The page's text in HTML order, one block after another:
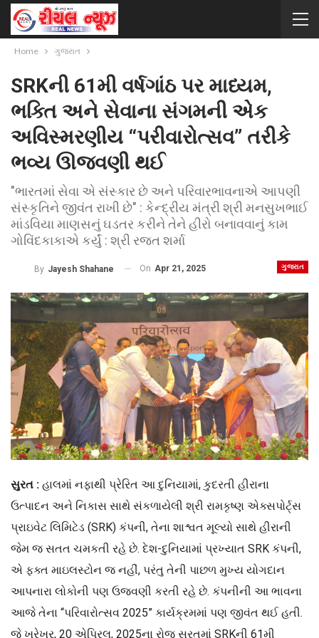
Home ગુજરાત
SRKની 61મી વર્ષગાંઠ પર માધ્યમ,
ભક્તિ અને સેવાના સંગમની એક
અવિસ્મરણીય “પરીવારોત્સવ” તરીકે
ભવ્ય ઊજવણી થઈ
"ભારતમાં સેવા એ સંસ્કાર છે અને પરિવારભાવનાએ આપણી
સંસ્કૃતિને જીવંત રાખી છે" : કેન્દ્રીય મંત્રી શ્રી મનસુખભાઈ
માંડવિયા માણસનું ઘડતર કરીને તેને હીરો બનાવવાનું કામ
ગોવિંદકાકાએ કર્યું : શ્રી રજત શર્મા
ગુજરાત
By Jayesh Shahane On Apr 21, 2025
સુરત : હાલમાં નફાથી પ્રેરિત આ દુનિયામાં, કુદરતી હીરાના
ઉત્પાદન અને નિકાસ સાથે સંકળાયેલી શ્રી રામકૃષ્ણ એક્સપોર્ટ્સ
પ્રાઇવેટ લિમિટેડ (SRK) કંપની, તેના શાશ્વત મૂલ્યો સાથે હીરાની
જેમ જ સતત ચમકતી રહે છે. દેશ-દુનિયામાં પ્રખ્યાત SRK કંપની,
એ ફક્ત માઇલસ્ટોન જ નહીં, પરંતુ તેની પાછળ મુખ્ય યોગદાન
આપનારા લોકોની પણ ઉજવણી કરતી રહે છે. કંપનીની આ ભાવના
આજે તેના “પરિવારોત્સવ 2025” કાર્યક્રમમાં પણ જીવંત થઈ હતી.
જે ખરેખર, 20 એપ્રિલ, 2025ના રોજ સુરતમાં SRKની 61મી